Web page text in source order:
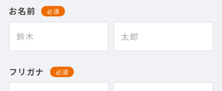
お名前 必須
フリガナ 必須